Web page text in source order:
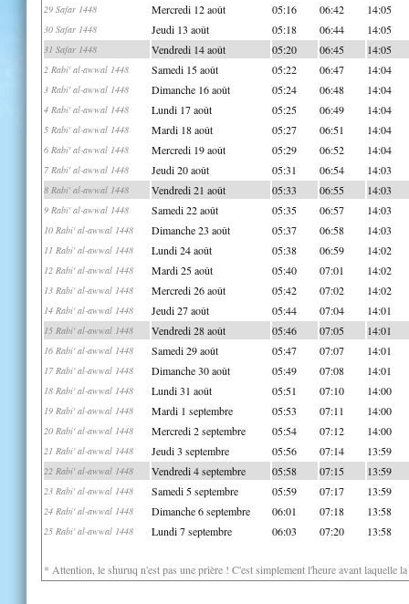
29 Safar 1448 Mercredi 12 août 05:16 06:42 14:05
30 Safar 1448 Jeudi 13 août 05:18 06:44 14:05
31 Safar 1448 Vendredi 14 août 05:20 06:45 14:05
2 Rabi' al-awwal 1448 Samedi 15 août 05:22 06:47 14:04
3 Rabi' al-awwal 1448 Dimanche 16 août 05:24 06:48 14:04
4 Rabi' al-awwal 1448 Lundi 17 août 05:25 06:49 14:04
5 Rabi' al-awwal 1448 Mardi 18 août 05:27 06:51 14:04
6 Rabi' al-awwal 1448 Mercredi 19 août 05:29 06:52 14:04
7 Rabi' al-awwal 1448 Jeudi 20 août 05:31 06:54 14:03
8 Rabi' al-awwal 1448 Vendredi 21 août 05:33 06:55 14:03
9 Rabi' al-awwal 1448 Samedi 22 août 05:35 06:57 14:03
10 Rabi' al-awwal 1448 Dimanche 23 août 05:37 06:58 14:03
11 Rabi' al-awwal 1448 Lundi 24 août 05:38 06:59 14:02
12 Rabi' al-awwal 1448 Mardi 25 août 05:40 07:01 14:02
13 Rabi' al-awwal 1448 Mercredi 26 août 05:42 07:02 14:02
14 Rabi' al-awwal 1448 Jeudi 27 août 05:44 07:04 14:01
15 Rabi' al-awwal 1448 Vendredi 28 août 05:46 07:05 14:01
16 Rabi' al-awwal 1448 Samedi 29 août 05:47 07:07 14:01
17 Rabi' al-awwal 1448 Dimanche 30 août 05:49 07:08 14:01
18 Rabi' al-awwal 1448 Lundi 31 août 05:51 07:10 14:00
19 Rabi' al-awwal 1448 Mardi 1 septembre 05:53 07:11 14:00
20 Rabi' al-awwal 1448 Mercredi 2 septembre 05:54 07:12 14:00
21 Rabi' al-awwal 1448 Jeudi 3 septembre 05:56 07:14 13:59
22 Rabi' al-awwal 1448 Vendredi 4 septembre 05:58 07:15 13:59
23 Rabi' al-awwal 1448 Samedi 5 septembre 05:59 07:17 13:59
24 Rabi' al-awwal 1448 Dimanche 6 septembre 06:01 07:18 13:58
25 Rabi' al-awwal 1448 Lundi 7 septembre 06:03 07:20 13:58
* Attention, le shuruq n'est pas une prière ! C'est simplement l'heure avant laquelle